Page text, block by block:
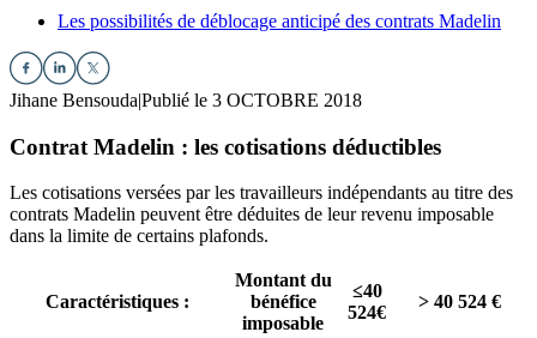
Les possibilités de déblocage anticipé des contrats Madelin
Jihane Bensouda|Publié le 3 OCTOBRE 2018
Contrat Madelin : les cotisations déductibles
Les cotisations versées par les travailleurs indépendants au titre des
contrats Madelin peuvent être déduites de leur revenu imposable
dans la limite de certains plafonds.
Caractéristiques :
Montant du
bénéfice
imposable
≤40
524€
> 40 524 €